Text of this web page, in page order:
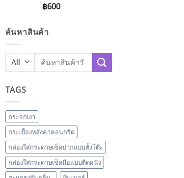
฿600
ค้นหาสินค้า
Search
for:
TAGS
กระจกเงา
กระเบื้องหลังคาคอนกรีต
กล่องใส่กระดาษเช็ดปากแบบตั้งโต๊ะ
กล่องใส่กระดาษเช็ดมือแบบติดผนัง